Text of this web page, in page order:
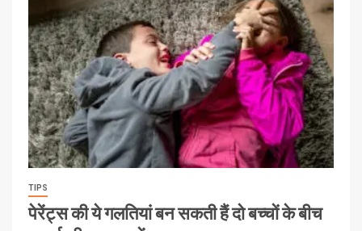
TIPS
पेरेंट्स की ये गलतियां बन सकती हैं दो बच्चों के बीच